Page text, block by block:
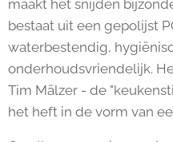
maakt het snijden
bestaat uit een gepolijst
waterbestendig,
onderhoudsvriendelijk.
Tim Mälzer - de
het heft in de vorm van